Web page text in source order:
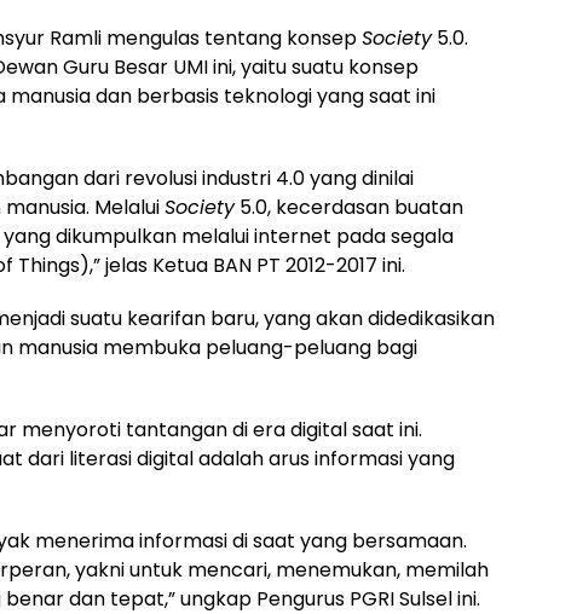
Ramli mengulas tentang konsepSociety5.0.
Guru Besar UMI ini, yaitu suatu konsep
dan berbasis teknologi yang saat ini
dari revolusi industri 4.0 yang dinilai
MelaluiSociety5.0, kecerdasan buatan
yang dikumpulkan melalui internet pada segala
jelas Ketua BAN PT 2012-2017 ini.
suatu kearifan baru, yang akan didedikasikan
manusia membuka peluang-peluang bagi
menyoroti tantangan di era digital saat ini.
dari literasi digital adalah arus informasi yang
menerima informasi di saat yang bersamaan.
yakni untuk mencari, menemukan, memilah
dan tepat,” ungkap Pengurus PGRI Sulsel ini.